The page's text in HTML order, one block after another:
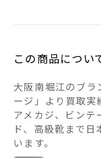
この商品につい
大阪南堀江のブラ
ージ」より買取実
アメカジ、ビンテ
ド、高級靴まで
います。